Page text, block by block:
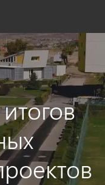
button